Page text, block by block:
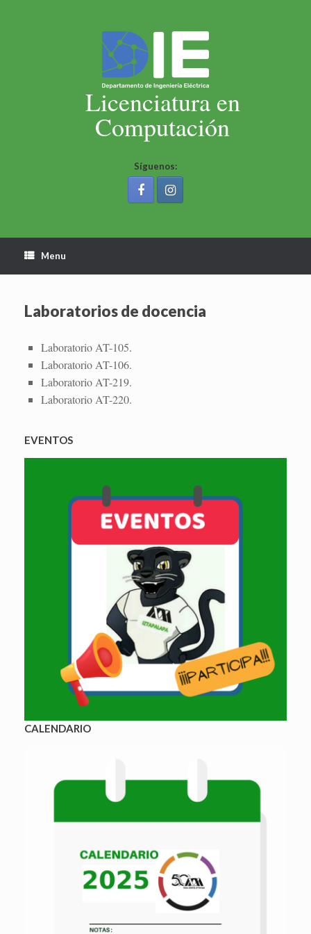
Licenciatura en
Computación
Síguenos:
Menu
Laboratorios de docencia
Laboratorio AT-105.
Laboratorio AT-106.
Laboratorio AT-219.
Laboratorio AT-220.
EVENTOS
CALENDARIO